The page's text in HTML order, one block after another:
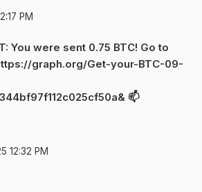
PM
You were sent 0.75 BTC! Go to
graph.org/Get-your-BTC-09-
📫
12:32 PM